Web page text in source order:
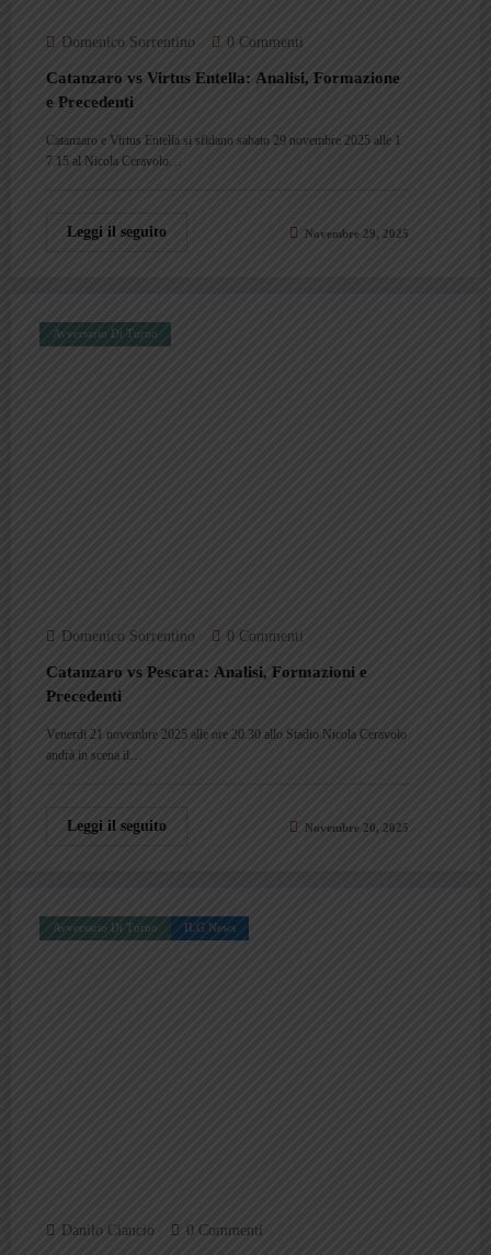
Domenico Sorrentino 0 Commenti
Catanzaro vs Virtus Entella: Analisi, Formazione
e Precedenti
Catanzaro e Virtus Entella si sfidano sabato 29 novembre 2025 alle 1
7.15 al Nicola Ceravolo…
Leggi il seguito Novembre 29, 2025
Avversario Di Turno
Domenico Sorrentino 0 Commenti
Catanzaro vs Pescara: Analisi, Formazioni e
Precedenti
Venerdi 21 novembre 2025 alle ore 20.30 allo Stadio Nicola Ceravolo
andrà in scena il…
Leggi il seguito Novembre 20, 2025
Avversario Di Turno ILG News
Danilo Ciancio 0 Commenti